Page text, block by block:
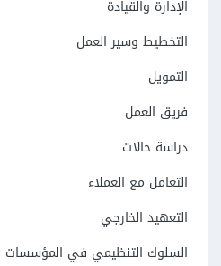
الإدارة والقيادة
التخطيط وسير العمل
التمويل
فريق العمل
دراسة حالات
التعامل مع العملاء
التعهيد الخارجي
السلوك التنظيمي في المؤسسات